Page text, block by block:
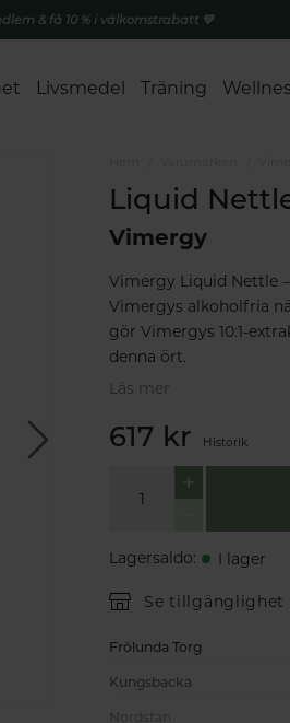
& få 10 % i välkomstrabatt 💚
Livsmedel Träning
Liquid
Vimergy
Vimergy Liquid Nettle
Vimergys alkoholfria
gör Vimergys 10:1-
denna ört.
Läs mer
617 kr Historik
Lagersaldo: I lager
Se tillgänglighet
Frölunda Torg
Kungsbacka